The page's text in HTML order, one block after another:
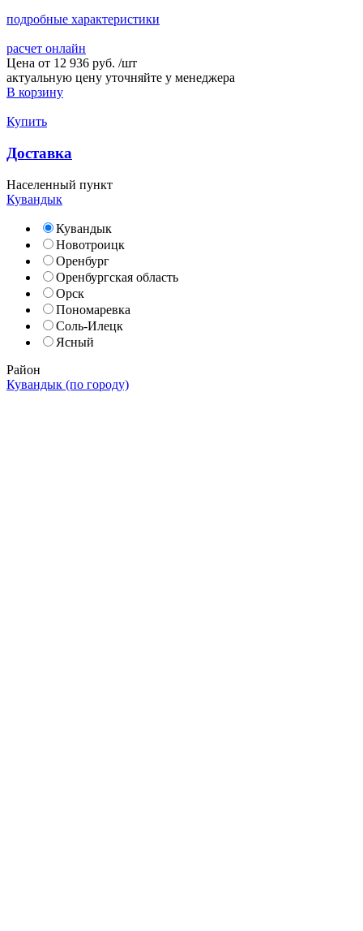
подробные характеристики
расчет онлайн
Цена от 12 936 руб. /шт
актуальную цену уточняйте у менеджера
В корзину
Купить
Доставка
Населенный пункт
Кувандык
Кувандык
Новотроицк
Оренбург
Оренбургская область
Орск
Пономаревка
Соль-Илецк
Ясный
Район
Кувандык (по городу)